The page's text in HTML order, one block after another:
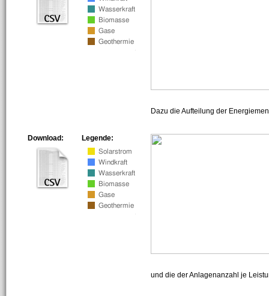
Dazu die Aufteilung der
Legende:
Download:
und die der Anlagenanzahl je